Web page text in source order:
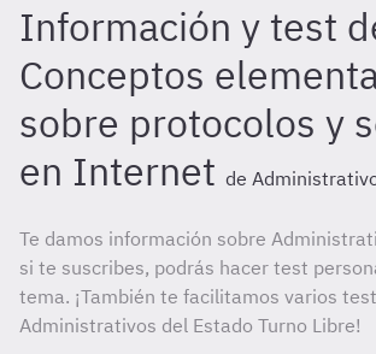
Información y test
Conceptos
sobre protocolos y
en Internet de
Te damos información sobre
si te suscribes, podrás hacer test
tema. ¡También te facilitamos varios
Administrativos del Estado Turno Libre!